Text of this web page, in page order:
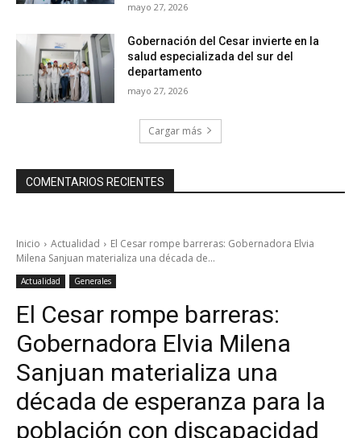
mayo 27, 2026
Gobernación del Cesar invierte en la
salud especializada del sur del
departamento
mayo 27, 2026
Cargar más
COMENTARIOS RECIENTES